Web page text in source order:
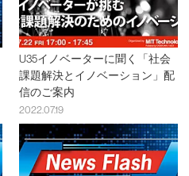
U35イノベーターに聞く「社会
課題解決とイノベーション」配
信のご案内
2022.07.19